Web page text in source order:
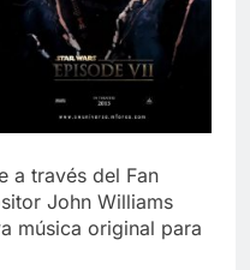
a través del Fan
John Williams
música original para